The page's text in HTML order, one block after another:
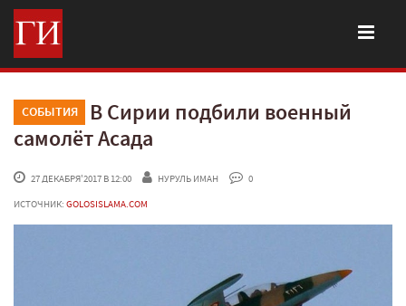
СОБЫТИЯ
В Сирии подбили военный
самолёт Асада
27 ДЕКАБРЯ'2017 В 12:00 НУРУЛЬ ИМАН
0
ИСТОЧНИК: GOLOSISLAMA.COM